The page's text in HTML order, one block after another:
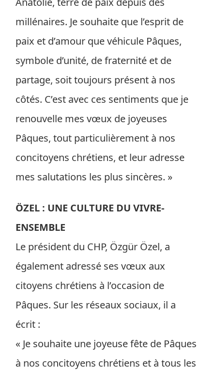
millénaires. Je souhaite que l’esprit de
paix et d’amour que véhicule Pâques,
symbole d’unité, de fraternité et de
partage, soit toujours présent à nos
côtés. C’est avec ces sentiments que je
renouvelle mes vœux de joyeuses
Pâques, tout particulièrement à nos
concitoyens chrétiens, et leur adresse
mes salutations les plus sincères. »
ÖZEL : UNE CULTURE DU VIVRE-
ENSEMBLE
Le président du CHP, Özgür Özel, a
également adressé ses vœux aux
citoyens chrétiens à l’occasion de
Pâques. Sur les réseaux sociaux, il a
écrit :
« Je souhaite une joyeuse fête de Pâques
à nos concitoyens chrétiens et à tous les